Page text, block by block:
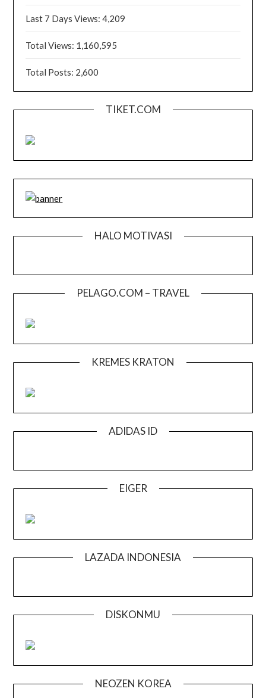
Last 7 Days Views:4,209
Total Views: 1,160,595
Total Posts: 2,600
TIKET.COM
HALO MOTIVASI
PELAGO.COM – TRAVEL
KREMES KRATON
ADIDAS ID
EIGER
LAZADA INDONESIA
DISKONMU
NEOZEN KOREA